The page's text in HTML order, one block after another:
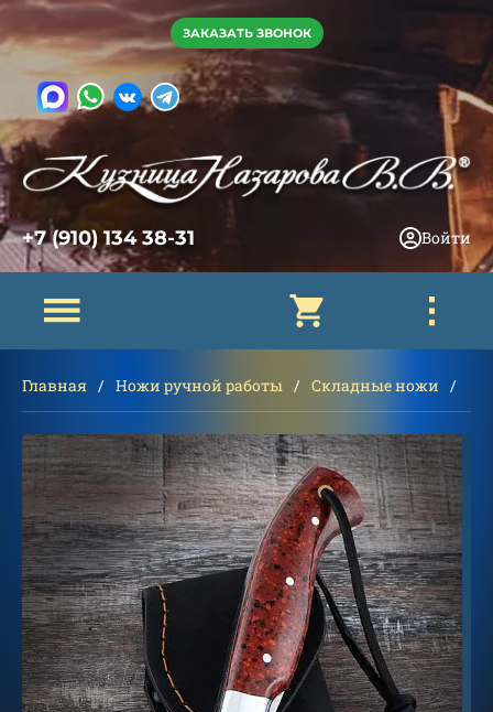
ЗАКАЗАТЬ ЗВОНОК
+7 (910) 134 38-31 Войти
Главная Ножи ручной работы Складные ножи